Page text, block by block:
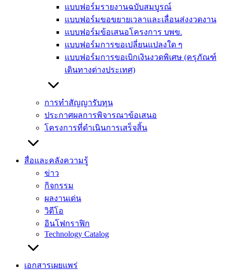
แบบฟอร์มรายงานฉบับสมบูรณ์
แบบฟอร์มขอขยายเวลาและเลื่อนส่งงวดงาน
แบบฟอร์มข้อเสนอโครงการ บพข.
แบบฟอร์มการขอเปลี่ยนแปลงใด ๆ
แบบฟอร์มการขอเบิกเงินงวดพิเศษ (ครุภัณฑ์
เดินทางต่างประเทศ)
การทำสัญญารับทุน
ประกาศผลการพิจารณาข้อเสนอ
โครงการที่ดำเนินการเสร็จสิ้น
สื่อและคลังความรู้
ข่าว
กิจกรรม
ผลงานเด่น
วิดีโอ
อินโฟกราฟิก
Technology Catalog
เอกสารเผยแพร่